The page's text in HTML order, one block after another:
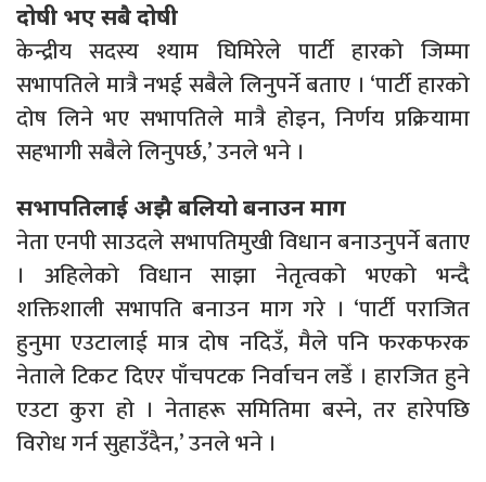
दोषी भए सबै दोषी
केन्द्रीय सदस्य श्याम घिमिरेले पार्टी हारको जिम्मा
सभापतिले मात्रै नभई सबैले लिनुपर्ने बताए । ‘पार्टी हारको
दोष लिने भए सभापतिले मात्रै होइन, निर्णय प्रक्रियामा
सहभागी सबैले लिनुपर्छ,’ उनले भने ।
सभापतिलाई अझै बलियो बनाउन माग
नेता एनपी साउदले सभापतिमुखी विधान बनाउनुपर्ने बताए
। अहिलेको विधान साझा नेतृत्वको भएको भन्दै
शक्तिशाली सभापति बनाउन माग गरे । ‘पार्टी पराजित
हुनुमा एउटालाई मात्र दोष नदिउँ, मैले पनि फरकफरक
नेताले टिकट दिएर पाँचपटक निर्वाचन लडेँ । हारजित हुने
एउटा कुरा हो । नेताहरू समितिमा बस्ने, तर हारेपछि
विरोध गर्न सुहाउँदैन,’ उनले भने ।